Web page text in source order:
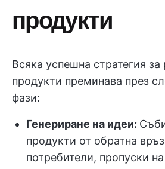
продукти
Всяка успешна стратегия за
продукти преминава през
фази:
Генериране на идеи:
продукти от обратна
потребители, пропуски